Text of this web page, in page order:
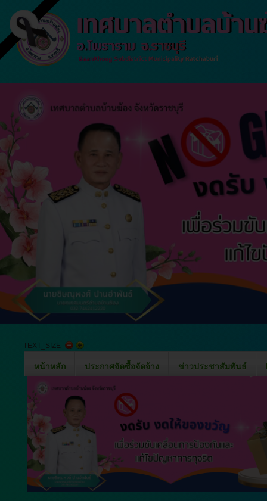
TEXT_SIZE
หน้าหลัก ประกาศจัดซื้อจัดจ้าง ข่าวประชาสัมพันธ์